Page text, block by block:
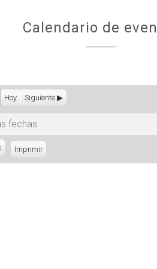
Calendario de
Hoy Siguiente
fechas.
ImprimirVistas